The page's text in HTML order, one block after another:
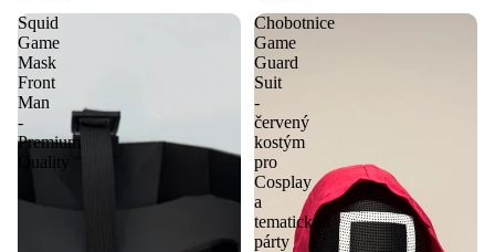
Squid
Game
Mask
Front
Man
-
Premium
Quality
Chobotnice
Game
Guard
Suit
-
červený
kostým
pro
Cosplay
a
tematickou
párty